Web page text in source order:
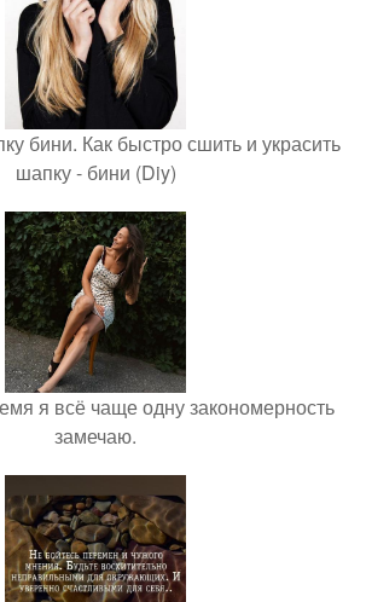
бини. Как быстро сшить и украсить
шапку - бини (Diy)
я всё чаще одну закономерность
замечаю.